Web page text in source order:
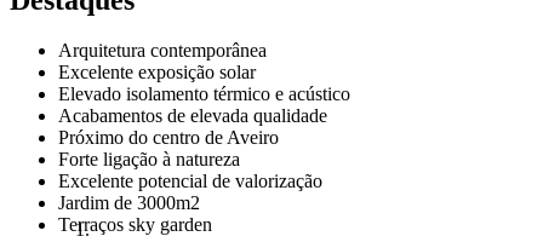
Arquitetura contemporânea
Excelente exposição solar
Elevado isolamento térmico e acústico
Acabamentos de elevada qualidade
Próximo do centro de Aveiro
Forte ligação à natureza
Excelente potencial de valorização
Jardim de 3000m2
Terraços sky garden